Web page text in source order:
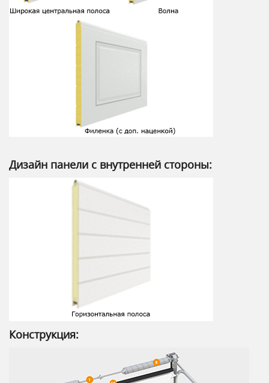
Дизайн панели с внутренней стороны:
Конструкция: